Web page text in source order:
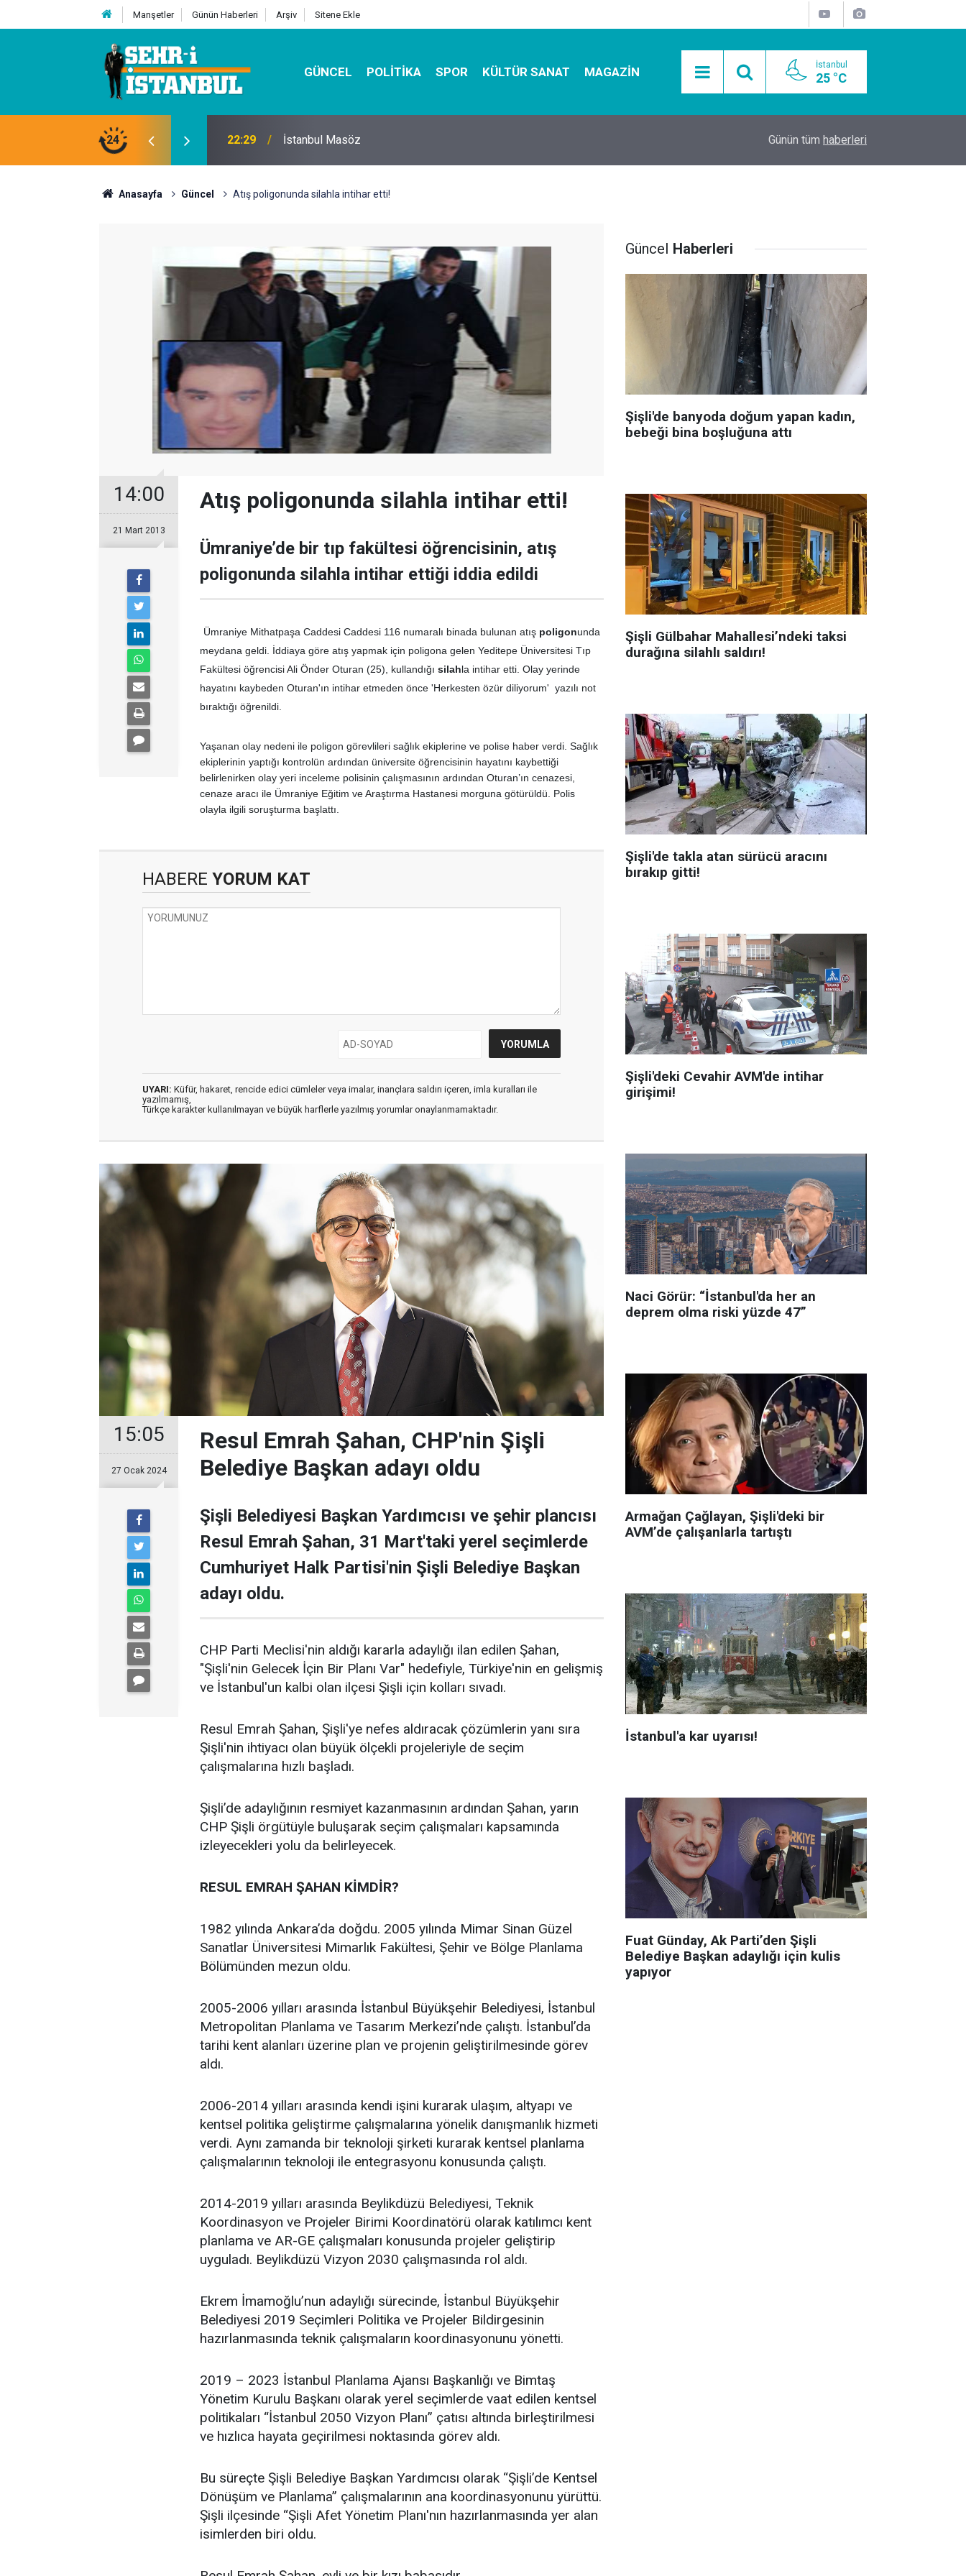
Manşetler Günün Haberleri Arşiv Sitene Ekle
GÜNCEL POLITIKA SPOR KÜLTÜR SANAT MAGAZIN İstanbul
25 °C
24 07:32 Kutu Sihirbazı ile Estetik, Dayanıklı ve Çevre Dostu Ambalaj Mobil Araçlarla Hayır Lokması Dağıtımının
Günün tüm haberleri
Anasayfa Güncel Atış poligonunda silahla intihar etti!
14:00
21 Mart 2013
Atış poligonunda silahla intihar etti!
Ümraniye’de bir tıp fakültesi öğrencisinin, atış
poligonunda silahla intihar ettiği iddia edildi
Ümraniye Mithatpaşa Caddesi Caddesi 116 numaralı binada bulunan atış poligonunda
meydana geldi. İddiaya göre atış yapmak için poligona gelen Yeditepe Üniversitesi Tıp
Fakültesi öğrencisi Ali Önder Oturan (25), kullandığı silahla intihar etti. Olay yerinde
hayatını kaybeden Oturan'ın intihar etmeden önce 'Herkesten özür diliyorum' yazılı not
bıraktığı öğrenildi.
Yaşanan olay nedeni ile poligon görevlileri sağlık ekiplerine ve polise haber verdi. Sağlık
ekiplerinin yaptığı kontrolün ardından üniversite öğrencisinin hayatını kaybettiği
belirlenirken olay yeri inceleme polisinin çalışmasının ardından Oturan’ın cenazesi,
cenaze aracı ile Ümraniye Eğitim ve Araştırma Hastanesi morguna götürüldü. Polis
olayla ilgili soruşturma başlattı.
HABERE YORUM KAT
UYARI: Küfür, hakaret, rencide edici cümleler veya imalar, inançlara saldırı içeren, imla kuralları ile
yazılmamış,
Türkçe karakter kullanılmayan ve büyük harflerle yazılmış yorumlar onaylanmamaktadır.
15:05
27 Ocak 2024
Resul Emrah Şahan, CHP'nin Şişli
Belediye Başkan adayı oldu
Şişli Belediyesi Başkan Yardımcısı ve şehir plancısı
Resul Emrah Şahan, 31 Mart'taki yerel seçimlerde
Cumhuriyet Halk Partisi'nin Şişli Belediye Başkan
adayı oldu.
CHP Parti Meclisi'nin aldığı kararla adaylığı ilan edilen Şahan,
"Şişli'nin Gelecek İçin Bir Planı Var" hedefiyle, Türkiye'nin en gelişmiş
ve İstanbul'un kalbi olan ilçesi Şişli için kolları sıvadı.
Resul Emrah Şahan, Şişli'ye nefes aldıracak çözümlerin yanı sıra
Şişli'nin ihtiyacı olan büyük ölçekli projeleriyle de seçim
çalışmalarına hızlı başladı.
Şişli’de adaylığının resmiyet kazanmasının ardından Şahan, yarın
CHP Şişli örgütüyle buluşarak seçim çalışmaları kapsamında
izleyecekleri yolu da belirleyecek.
RESUL EMRAH ŞAHAN KİMDİR?
1982 yılında Ankara’da doğdu. 2005 yılında Mimar Sinan Güzel
Sanatlar Üniversitesi Mimarlık Fakültesi, Şehir ve Bölge Planlama
Bölümünden mezun oldu.
2005-2006 yılları arasında İstanbul Büyükşehir Belediyesi, İstanbul
Metropolitan Planlama ve Tasarım Merkezi’nde çalıştı. İstanbul’da
tarihi kent alanları üzerine plan ve projenin geliştirilmesinde görev
aldı.
2006-2014 yılları arasında kendi işini kurarak ulaşım, altyapı ve
kentsel politika geliştirme çalışmalarına yönelik danışmanlık hizmeti
verdi. Aynı zamanda bir teknoloji şirketi kurarak kentsel planlama
çalışmalarının teknoloji ile entegrasyonu konusunda çalıştı.
2014-2019 yılları arasında Beylikdüzü Belediyesi, Teknik
Koordinasyon ve Projeler Birimi Koordinatörü olarak katılımcı kent
planlama ve AR-GE çalışmaları konusunda projeler geliştirip
uyguladı. Beylikdüzü Vizyon 2030 çalışmasında rol aldı.
Ekrem İmamoğlu’nun adaylığı sürecinde, İstanbul Büyükşehir
Belediyesi 2019 Seçimleri Politika ve Projeler Bildirgesinin
hazırlanmasında teknik çalışmaların koordinasyonunu yönetti.
2019 – 2023 İstanbul Planlama Ajansı Başkanlığı ve Bimtaş
Yönetim Kurulu Başkanı olarak yerel seçimlerde vaat edilen kentsel
politikaları “İstanbul 2050 Vizyon Planı” çatısı altında birleştirilmesi
ve hızlıca hayata geçirilmesi noktasında görev aldı.
Bu süreçte Şişli Belediye Başkan Yardımcısı olarak “Şişli’de Kentsel
Dönüşüm ve Planlama” çalışmalarının ana koordinasyonunu yürüttü.
Şişli ilçesinde “Şişli Afet Yönetim Planı'nın hazırlanmasında yer alan
isimlerden biri oldu.
Güncel Haberleri
Şişli'de banyoda doğum yapan kadın,
bebeği bina boşluğuna attı
Şişli Gülbahar Mahallesi’ndeki taksi
durağına silahlı saldırı!
Şişli'de takla atan sürücü aracını
bırakıp gitti!
Şişli'deki Cevahir AVM'de intihar
girişimi!
Naci Görür: “İstanbul'da her an
deprem olma riski yüzde 47”
Armağan Çağlayan, Şişli'deki bir
AVM’de çalışanlarla tartıştı
İstanbul'a kar uyarısı!
Fuat Günday, Ak Parti’den Şişli
Belediye Başkan adaylığı için kulis
yapıyor